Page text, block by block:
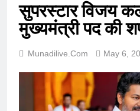
सुपरस्टार विजय
मुख्यमंत्री पद की
Munadilive.com May 6,